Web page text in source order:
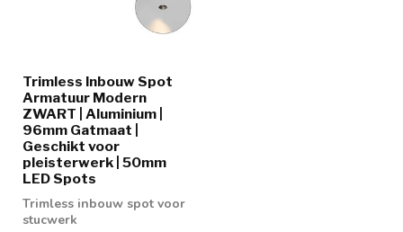
Trimless Inbouw Spot
Armatuur Modern
ZWART | Aluminium |
96mm Gatmaat |
Geschikt voor
pleisterwerk | 50mm
LED Spots
Trimless inbouw spot voor
stucwerk